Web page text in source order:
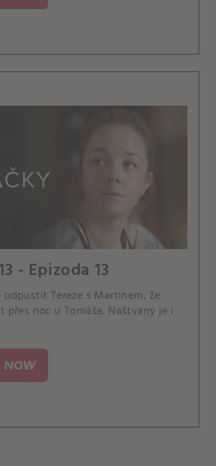
- Epizoda 13
odpustit Tereze s Martinem, že
přes noc u Tomáše. Naštvaný je i
NOW